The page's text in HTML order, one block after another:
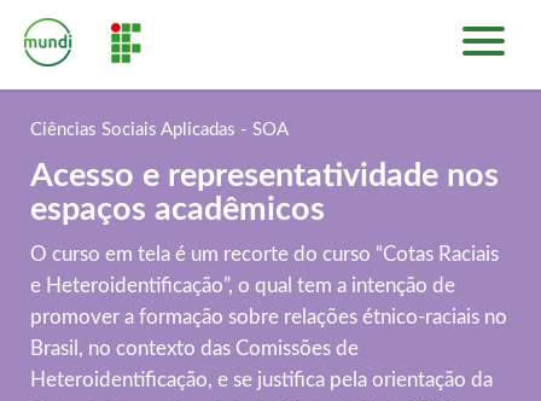
PLATAFORMA DE CURSOS
ENTRAR
Ciências Sociais Aplicadas - SOA
Acesso e representatividade nos
espaços acadêmicos
O curso em tela é um recorte do curso “Cotas Raciais
e Heteroidentificação”, o qual tem a intenção de
promover a formação sobre relações étnico-raciais no
Brasil, no contexto das Comissões de
Heteroidentificação, e se justifica pela orientação da